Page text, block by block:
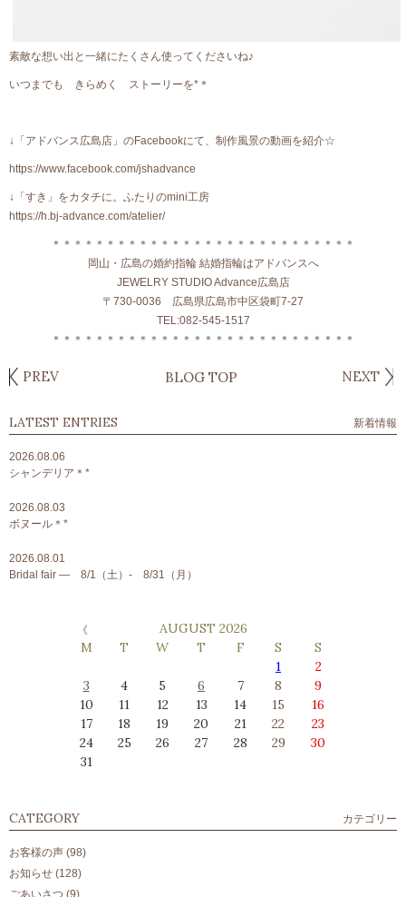
素敵な想い出と一緒にたくさん使ってくださいね♪
いつまでも きらめく ストーリーを*＊
↓「アドバンス広島店」のFacebookにて、制作風景の動画を紹介☆
https://www.facebook.com/jshadvance
↓「すき」をカタチに。ふたりのmini工房
https://h.bj-advance.com/atelier/
＊＊＊＊＊＊＊＊＊＊＊＊＊＊＊＊＊＊＊＊＊＊＊＊＊＊＊＊
岡山・広島の婚約指輪 結婚指輪はアドバンスへ
JEWELRY STUDIO Advance広島店
〒730-0036 広島県広島市中区袋町7-27
TEL:082-545-1517
＊＊＊＊＊＊＊＊＊＊＊＊＊＊＊＊＊＊＊＊＊＊＊＊＊＊＊＊
PREV BLOG TOP NEXT
LATEST ENTRIES 新着情報
2026.08.06
シャンデリア＊*
2026.08.03
ボヌール＊*
2026.08.01
Bridal fair ― 8/1（土）- 8/31（月）
AUGUST 2026
M
T W T F S
S
1
2
3
4 5 6 7 8
9
10
11 12 13 14 15
16
17
18 19 20 21 22
23
24
25 26 27 28 29
30
31
CATEGORY カテゴリー
お客様の声 (98)
お知らせ (128)
ごあいさつ (9)